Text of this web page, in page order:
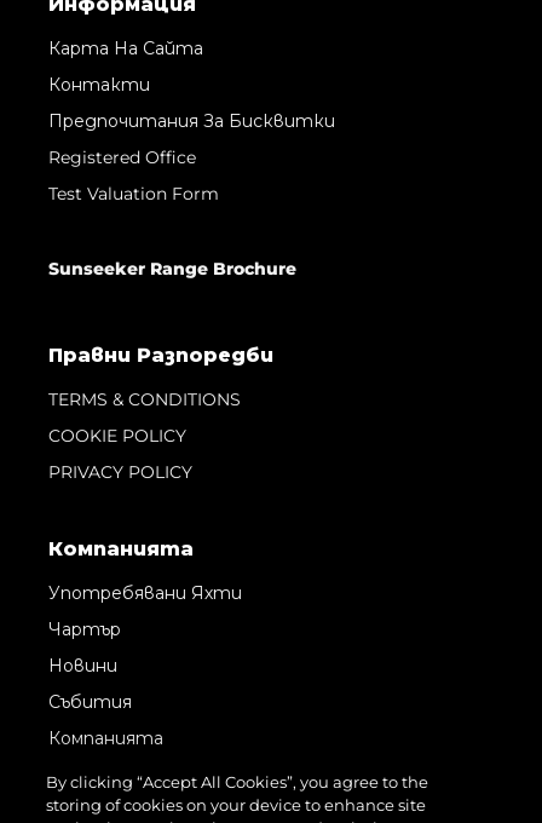
Карта На Сайта
Контакти
Предпочитания За Бисквитки
Registered Office
Test Valuation Form
Sunseeker Range Brochure
Правни Pазпоредби
TERMS & CONDITIONS
COOKIE POLICY
PRIVACY POLICY
Компанията
Употребявани Яхти
Чартър
Новини
Събития
Компанията
Екипът
Request Parts
By clicking “Accept All Cookies”, you agree to the
storing of cookies on your device to enhance site